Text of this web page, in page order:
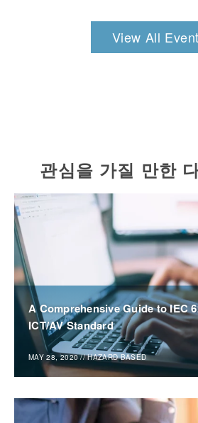
View All
관심을 가질 만한
A Comprehensive Guide to IEC
ICT/AV Standard
MAY 28, 2020 //HAZARD BASED